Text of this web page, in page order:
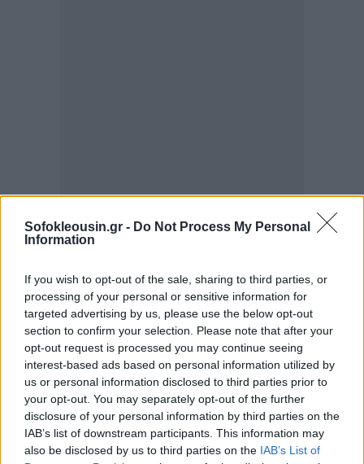
Sofokleousin.gr - Do Not Process My Personal
Information
If you wish to opt-out of the sale, sharing to third parties, or
processing of your personal or sensitive information for
targeted advertising by us, please use the below opt-out
section to confirm your selection. Please note that after your
opt-out request is processed you may continue seeing
interest-based ads based on personal information utilized by
us or personal information disclosed to third parties prior to
your opt-out. You may separately opt-out of the further
disclosure of your personal information by third parties on the
IAB’s list of downstream participants. This information may
also be disclosed by us to third parties on the IAB’s List of
Πριν το 2011 οι ανταλλαγές μεταξύ Συρίας και ΕΕ
έφταναν περίπου τα 7 δισεκ. ευρω. Το 2023 οι
εισαγωγές στην ΕΕ από τη Συρία είχαν μειωθεί στα
103 εκατ. ευρώ και οι εξαγωγές προς τη Συρία στα
265 εκατ. ευρώ.